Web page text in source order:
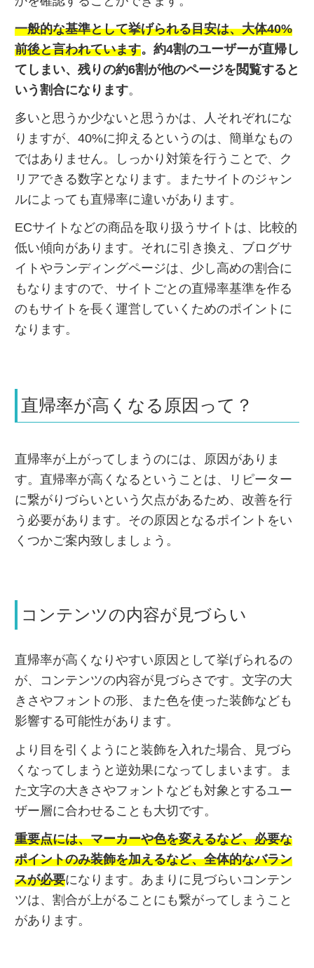
一般的な基準として挙げられる目安は、大体40%
前後と言われています。約4割のユーザーが直帰し
てしまい、残りの約6割が他のページを閲覧すると
いう割合になります。
多いと思うか少ないと思うかは、人それぞれにな
りますが、40%に抑えるというのは、簡単なもの
ではありません。しっかり対策を行うことで、ク
リアできる数字となります。またサイトのジャン
ルによっても直帰率に違いがあります。
ECサイトなどの商品を取り扱うサイトは、比較的
低い傾向があります。それに引き換え、ブログサ
イトやランディングページは、少し高めの割合に
もなりますので、サイトごとの直帰率基準を作る
のもサイトを長く運営していくためのポイントに
なります。
直帰率が高くなる原因って？
直帰率が上がってしまうのには、原因がありま
す。直帰率が高くなるということは、リピーター
に繋がりづらいという欠点があるため、改善を行
う必要があります。その原因となるポイントをい
くつかご案内致しましょう。
コンテンツの内容が見づらい
直帰率が高くなりやすい原因として挙げられるの
が、コンテンツの内容が見づらさです。文字の大
きさやフォントの形、また色を使った装飾なども
影響する可能性があります。
より目を引くようにと装飾を入れた場合、見づら
くなってしまうと逆効果になってしまいます。ま
た文字の大きさやフォントなども対象とするユー
ザー層に合わせることも大切です。
重要点には、マーカーや色を変えるなど、必要な
ポイントのみ装飾を加えるなど、全体的なバラン
スが必要になります。あまりに見づらいコンテン
ツは、割合が上がることにも繋がってしまうこと
があります。